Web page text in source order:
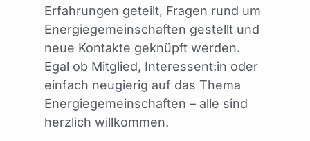
Erfahrungen geteilt, Fragen rund um
Energiegemeinschaften gestellt und
neue Kontakte geknüpft werden.
Egal ob Mitglied, Interessent:in oder
einfach neugierig auf das Thema
Energiegemeinschaften – alle sind
herzlich willkommen.